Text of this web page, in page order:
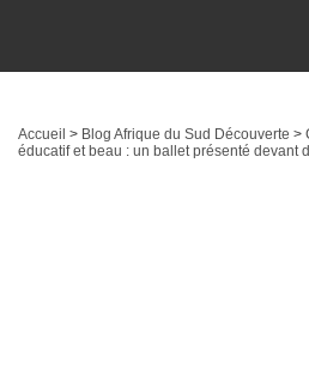
Accueil > Blog Afrique du Sud Découverte >
éducatif et beau : un ballet présenté devant